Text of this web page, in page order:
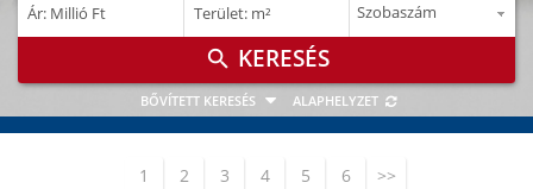
–
Ár: Millió Ft –
Terület: m²
search
BŐVÍTETT KERESÉS ALAPHELYZET
1 2 3 4 5 6 >>